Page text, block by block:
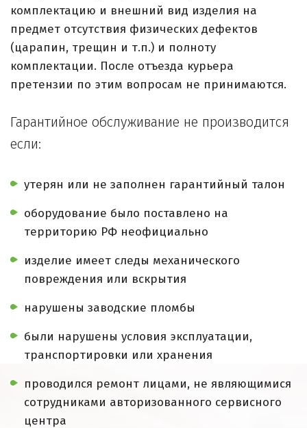
комплектацию и внешний вид изделия на
предмет отсутствия физических дефектов
(царапин, трещин и т.п.) и полноту
комплектации. После отъезда курьера
претензии по этим вопросам не принимаются.
Гарантийное обслуживание не производится
если:
утерян или не заполнен гарантийный талон
оборудование было поставлено на
территорию РФ неофициально
изделие имеет следы механического
повреждения или вскрытия
нарушены заводские пломбы
были нарушены условия эксплуатации,
транспортировки или хранения
проводился ремонт лицами, не являющимися
сотрудниками авторизованного сервисного
центра